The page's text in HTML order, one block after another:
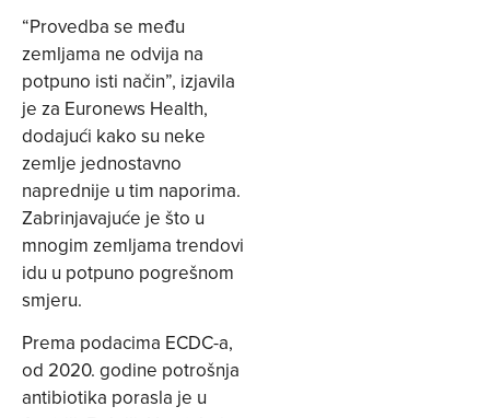
“Provedba se među
zemljama ne odvija na
potpuno isti način”, izjavila
je za Euronews Health,
dodajući kako su neke
zemlje jednostavno
naprednije u tim naporima.
Zabrinjavajuće je što u
mnogim zemljama trendovi
idu u potpuno pogrešnom
smjeru.
Prema podacima ECDC-a,
od 2020. godine potrošnja
antibiotika porasla je u